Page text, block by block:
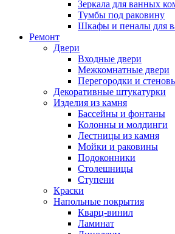
Зеркала для ванных
Тумбы под раковину
Шкафы и пеналы для
Ремонт
Двери
Входные двери
Межкомнатные двери
Перегородки и
Декоративные штукатурки
Изделия из камня
Бассейны и фонтаны
Колонны и молдинги
Лестницы из камня
Мойки и раковины
Подоконники
Столешницы
Ступени
Краски
Напольные покрытия
Кварц-винил
Ламинат